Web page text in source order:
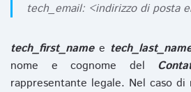
tech_email: <indirizzo di posta
tech_first_namee
nome e cognome del
rappresentante legale. Nel caso